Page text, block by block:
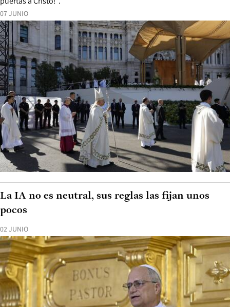
07 JUNIO
02 JUNIO
La IA no es neutral, sus reglas las fijan unos
pocos